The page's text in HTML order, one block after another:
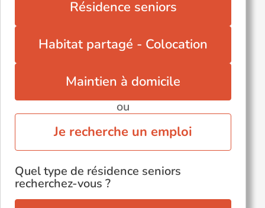
Valenciennes (59300)
Wattrelos (59150)
Résidence seniors
Habitat partagé - Colocation
Maintien à domicile
ou
Je recherche un emploi
Quel type de résidence seniors
recherchez-vous ?